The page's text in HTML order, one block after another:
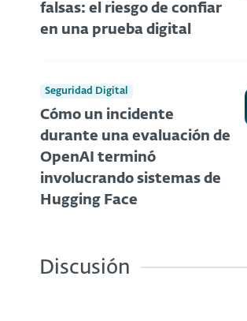
falsas: el riesgo de confiar
en una prueba digital
Seguridad Digital
Cómo un incidente
durante una evaluación de
OpenAI terminó
involucrando sistemas de
Hugging Face
Discusión